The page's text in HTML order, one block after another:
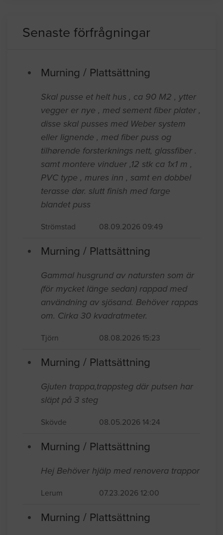
Senaste förfrågningar
Murning / Plattsättning
Skal pusse et helt hus , ca 90 M2 , ytter
vegger er nye , med sement fiber plater ,
disse skal pusses med Weber system
eller lignende , med fiber puss og
tilhørende forsterknings nett, glassfiber .
samt montere vinduer ,12 stk ca 1x1 m ,
PVC type , mures inn , samt en dobbel
terasse dør. slutt finish med farge
blandet puss
Strömstad 08.09.2026 09:49
Murning / Plattsättning
Gammal husgrund av natursten som är
(för mycket länge sedan) rappad med
användning av sjösand. Behöver rappas
om. Cirka 30 kvadratmeter.
Tjörn 08.08.2026 15:23
Murning / Plattsättning
Gjuten trappa,trappsteg där putsen har
släpt på 3 steg
Skövde 08.05.2026 14:24
Murning / Plattsättning
Hej Behöver hjälp med renovera trappor
Lerum 07.23.2026 12:00
Murning / Plattsättning